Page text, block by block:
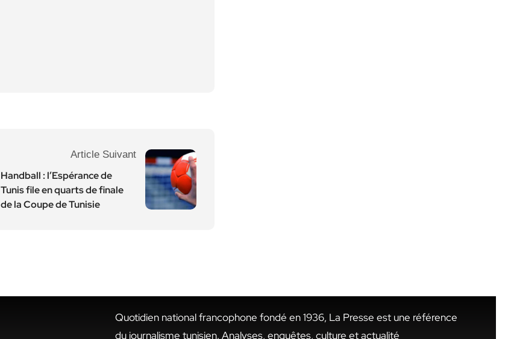
Article Suivant
Handball : l’Espérance de
Tunis file en quarts de finale
de la Coupe de Tunisie
Quotidien national francophone fondé en 1936, La Presse est une référence
du journalisme tunisien. Analyses, enquêtes, culture et actualité